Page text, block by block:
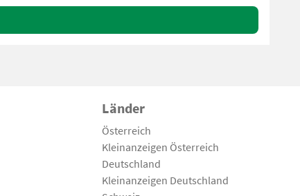
Länder
Österreich
Kleinanzeigen Österreich
Deutschland
Kleinanzeigen Deutschland